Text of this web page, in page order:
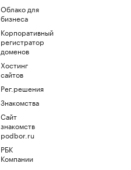
Облако для
бизнеса
Корпоративный
регистратор
доменов
Хостинг
сайтов
Рег.решения
Знакомства
Сайт
знакомств
podbor.ru
РБК
Компании